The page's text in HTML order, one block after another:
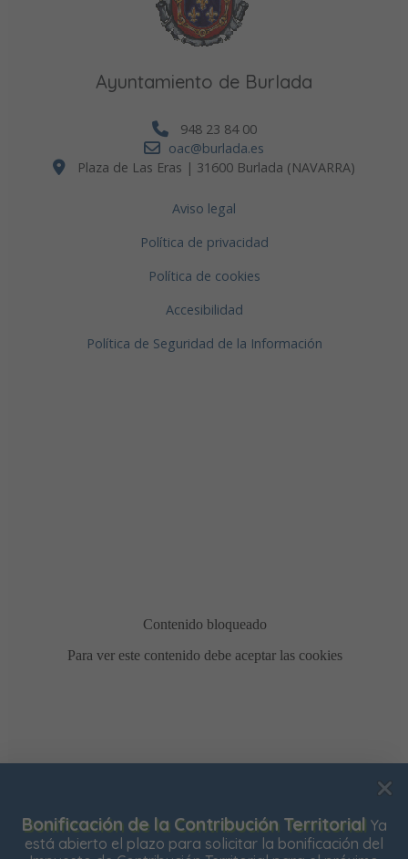
Bonificación de la Contribución Territorial Ya
está abierto el plazo para solicitar la bonificación del
Ayuntamiento de Burlada
948 23 84 00
oac@burlada.es
Plaza de Las Eras | 31600 Burlada (NAVARRA)
Aviso legal
Política de privacidad
Política de cookies
Accesibilidad
Política de Seguridad de la Información
Usamos cookies para mejorar su experiencia de